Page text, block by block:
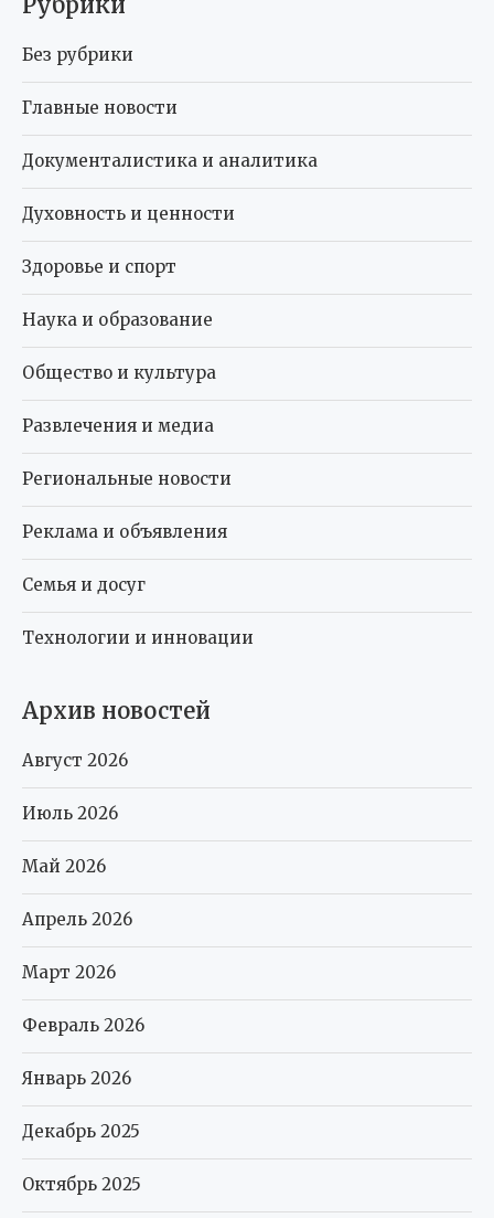
Без рубрики
Главные новости
Документалистика и аналитика
Духовность и ценности
Здоровье и спорт
Наука и образование
Общество и культура
Развлечения и медиа
Региональные новости
Реклама и объявления
Семья и досуг
Технологии и инновации
Архив новостей
Август 2026
Июль 2026
Май 2026
Апрель 2026
Март 2026
Февраль 2026
Январь 2026
Декабрь 2025
Октябрь 2025